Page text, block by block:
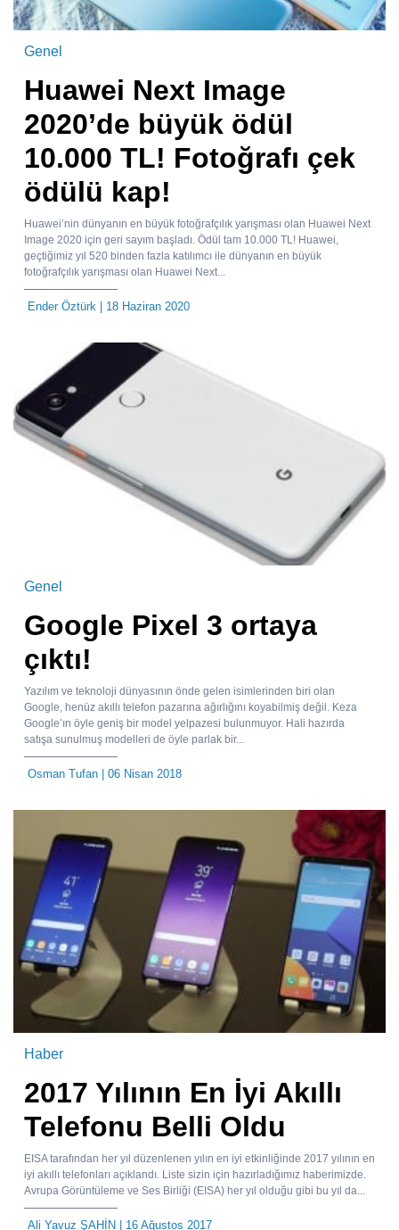
Genel
Huawei Next Image
2020’de büyük ödül
10.000 TL! Fotoğrafı çek
ödülü kap!
Huawei’nin dünyanın en büyük fotoğrafçılık yarışması olan Huawei Next
Image 2020 için geri sayım başladı. Ödül tam 10.000 TL! Huawei,
geçtiğimiz yıl 520 binden fazla katılımcı ile dünyanın en büyük
fotoğrafçılık yarışması olan Huawei Next...
Ender Öztürk | 18 Haziran 2020
Genel
Google Pixel 3 ortaya
çıktı!
Yazılım ve teknoloji dünyasının önde gelen isimlerinden biri olan
Google, henüz akıllı telefon pazarına ağırlığını koyabilmiş değil. Keza
Google’ın öyle geniş bir model yelpazesi bulunmuyor. Hali hazırda
satışa sunulmuş modelleri de öyle parlak bir...
Osman Tufan | 06 Nisan 2018
Haber
2017 Yılının En İyi Akıllı
Telefonu Belli Oldu
EISA tarafından her yıl düzenlenen yılın en iyi etkinliğinde 2017 yılının en
iyi akıllı telefonları açıklandı. Liste sizin için hazırladığımız haberimizde.
Avrupa Görüntüleme ve Ses Birliği (EISA) her yıl olduğu gibi bu yıl da...
Ali Yavuz ŞAHİN | 16 Ağustos 2017